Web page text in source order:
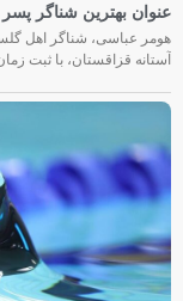
عنوان بهترین شناگر پسر
هومر عباسی، شناگر اهل
آستانه قزاقستان، با ثبت زمان ۲۵.۷۶ ثانیه در ماده ۵۰ متر کرال پشت به مدال طلا